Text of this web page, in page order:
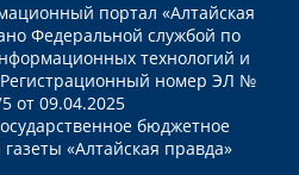
портал «Алтайская
Федеральной службой по
технологий и
номер ЭЛ №
от 09.04.2025
бюджетное
«Алтайская правда»